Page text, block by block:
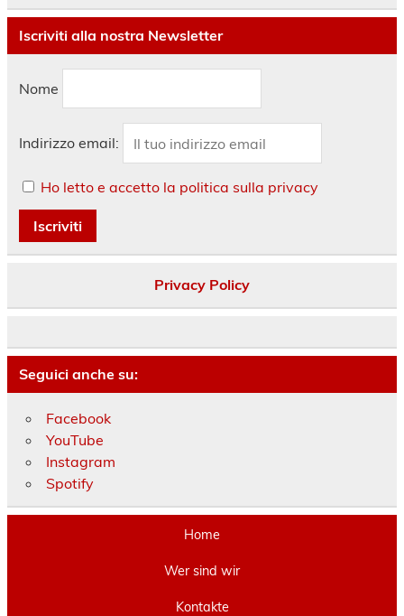
Iscriviti alla nostra Newsletter
Nome
Indirizzo email:
Ho letto e accetto la politica sulla privacy
Privacy Policy
Seguici anche su:
Facebook
YouTube
Instagram
Spotify
Home
Wer sind wir
Kontakte